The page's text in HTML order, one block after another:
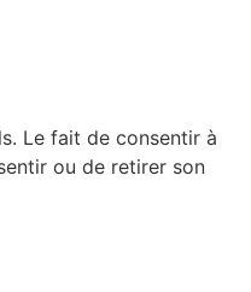
Le fait de consentir à
ou de retirer son